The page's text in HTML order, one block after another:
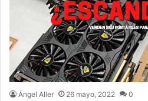
Ángel Aller 26 mayo, 2022 0